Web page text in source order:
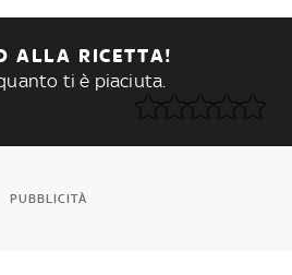
ALLA RICETTA!
ti è piaciuta.
PUBBLICITÀ